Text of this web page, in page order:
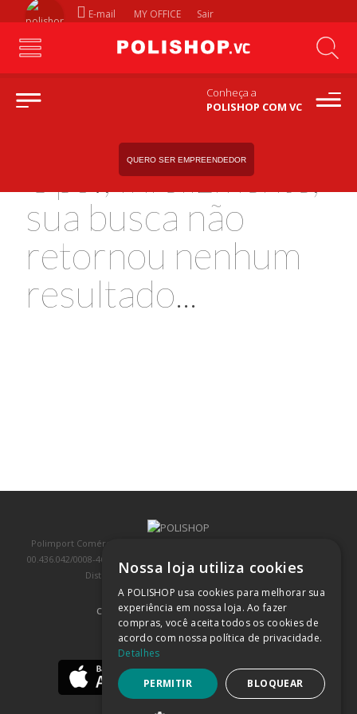
E-mail MY OFFICE Sair
Conheça a
POLISHOP COM VC
QUERO SER EMPREENDEDOR
Ops!, Infelizmente,
sua busca não
retornou nenhum
resultado...
Polimport Comércio e Exportação LTDA, inscrita no CNPJ/MF sob o nº
00.436.042/0008-46, IE 407.458.707.103, com sede na Rua Kanebo, nº 175,
Distrito Industrial, Jundiaí/SP, CEP: 13213-090
COMPRA 100% SEGURA (SAIBA MAIS)
BAIXE NOSSO APP
Nossa loja utiliza cookies
A POLISHOP usa cookies para melhorar sua
experiência em nossa loja. Ao fazer
compras, você aceita todos os cookies de
acordo com nossa política de privacidade.
Detalhes
PERMITIR BLOQUEAR